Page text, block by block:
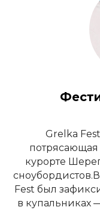
Grelka
курорте
Fest был
в купальниках —